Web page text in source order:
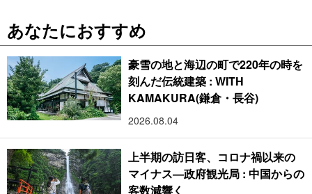
あなたにおすすめ
豪雪の地と海辺の町で220年の時を
刻んだ伝統建築 : WITH
KAMAKURA(鎌倉・長谷)
2026.08.04
上半期の訪日客、コロナ禍以来の
マイナス―政府観光局 : 中国からの
客数減響く